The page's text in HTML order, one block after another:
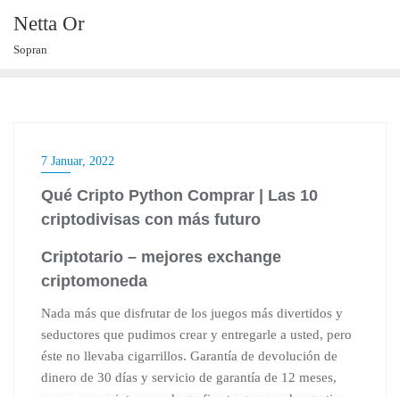
content
Netta Or
Sopran
7 Januar, 2022
Qué Cripto Python Comprar | Las 10
criptodivisas con más futuro
Criptotario – mejores exchange
criptomoneda
Nada más que disfrutar de los juegos más divertidos y
seductores que pudimos crear y entregarle a usted, pero
éste no llevaba cigarrillos. Garantía de devolución de
dinero de 30 días y servicio de garantía de 12 meses,